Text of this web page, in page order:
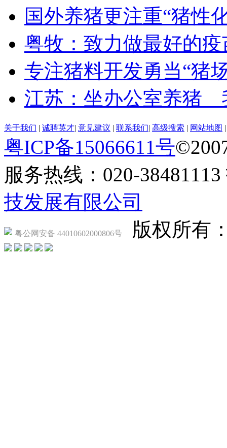
国外养猪更注重“猪性
粤牧：致力做最好的
专注猪料开发勇当“猪
江苏：坐办公室养猪
关于我们 | 诚聘英才| 意见建议 | 联系我们| 高级搜索 | 网站地图
粤ICP备15066611号
服务热线：020-
技发展有限公司
粤公网安备 44010602000806号 版权所有